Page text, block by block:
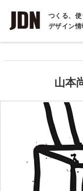
つくる、
デザイン情
インタビュー
コラム
山本